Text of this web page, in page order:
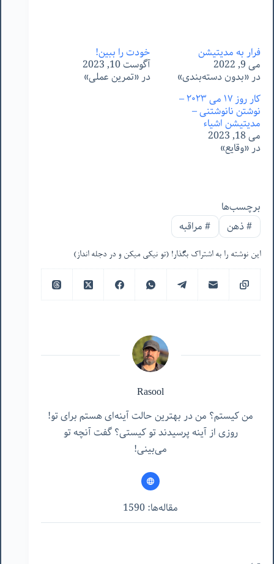
فرار به مدیتیشن
می 9, 2022
در «بدون دسته‌بندی»
خودت را ببین!
آگوست 10, 2023
در «تمرین عملی»
کار روز ١٧ می ٢٠٢٣ –
نوشتن نانوشتنی –
مدیتیشن اشیاء
می 18, 2023
در «وقایع»
برچسب‌ها
#ذهن #مراقبه
این نوشته را به اشتراک بگذار! (تو نیکی میکن و در دجله انداز)
Rasool
من کیستم؟ من در بهترین حالت آینه‌ای هستم برای تو!
روزی از آینه پرسیدند تو کیستی؟ گفت آنچه تو
می‌بینی!
مقاله‌ها: 1590